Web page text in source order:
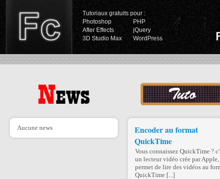
Tutoriaux gratuits pour :
Photoshop
PHP
After Effects
jQuery
3D Studio Max
WordPress
Aucune news
Encoder au format
QuickTime
Vous connaissez QuickTime ?
un lecteur vidéo crée par
permet de lire des vidéos au
QuickTime [...]